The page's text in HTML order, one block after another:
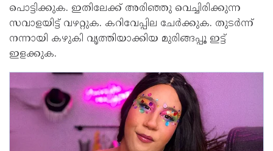
പൊട്ടിക്കുക. ഇതിലേക്ക് അരിഞ്ഞു വെച്ചിരിക്കുന്ന
സവാളയിട്ട് വഴറ്റുക. കറിവേപ്പില ചേർക്കുക. തുടർന്ന്
നന്നായി കഴുകി വൃത്തിയാക്കിയ മുരിങ്ങപ്പൂ ഇട്ട്
ഇളക്കുക.